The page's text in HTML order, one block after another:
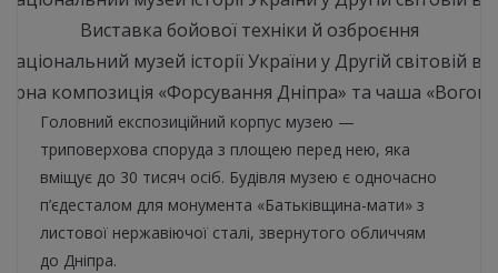
Виставка бойової техніки й озброєння
композиція «Форсування Дніпра» та чаша
Головний експозиційний корпус музею —
триповерхова споруда з площею перед нею, яка
вміщує до 30 тисяч осіб. Будівля музею є одночасно
п’єдесталом для монумента «Батьківщина-мати» з
листової нержавіючої сталі, звернутого обличчям
до Дніпра.